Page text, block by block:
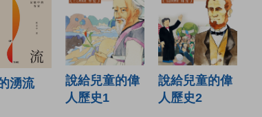
湧流
說給兒童的偉
人歷史1
說給兒童的偉
人歷史2